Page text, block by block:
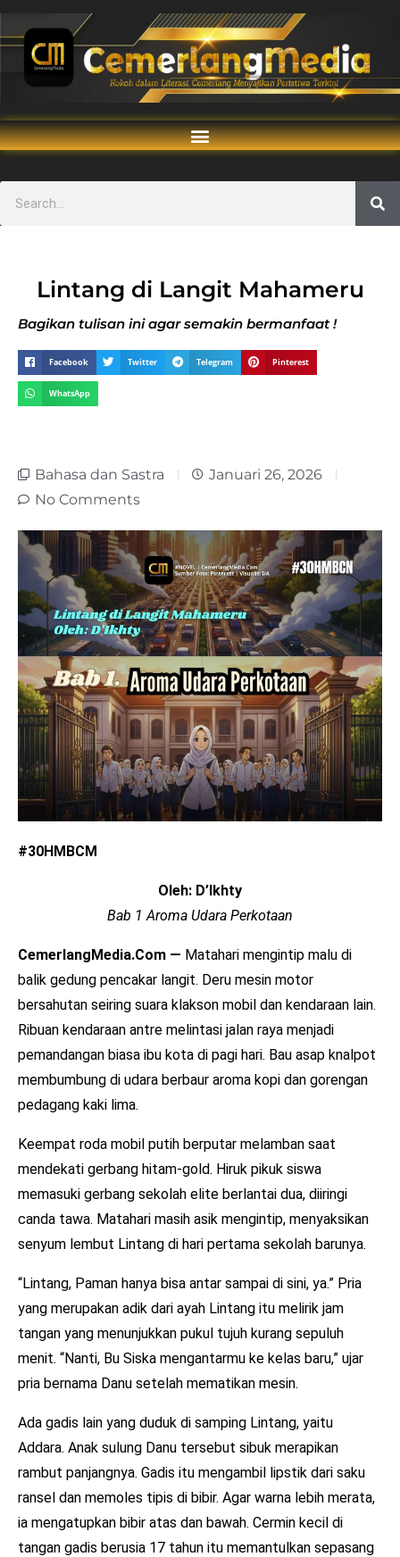
Lintang di Langit Mahameru
Bagikan tulisan ini agar semakin bermanfaat !
Facebook Twitter Telegram Pinterest
WhatsApp
Bahasa dan Sastra
Januari 26, 2026
No Comments
#30HMBCM
Oleh: D’Ikhty
Bab 1 Aroma Udara Perkotaan
CemerlangMedia.Com — Matahari mengintip malu di
balik gedung pencakar langit. Deru mesin motor
bersahutan seiring suara klakson mobil dan kendaraan lain.
Ribuan kendaraan antre melintasi jalan raya menjadi
pemandangan biasa ibu kota di pagi hari. Bau asap knalpot
membumbung di udara berbaur aroma kopi dan gorengan
pedagang kaki lima.
Keempat roda mobil putih berputar melamban saat
mendekati gerbang hitam-gold. Hiruk pikuk siswa
memasuki gerbang sekolah elite berlantai dua, diiringi
canda tawa. Matahari masih asik mengintip, menyaksikan
senyum lembut Lintang di hari pertama sekolah barunya.
“Lintang, Paman hanya bisa antar sampai di sini, ya.” Pria
yang merupakan adik dari ayah Lintang itu melirik jam
tangan yang menunjukkan pukul tujuh kurang sepuluh
menit. “Nanti, Bu Siska mengantarmu ke kelas baru,” ujar
pria bernama Danu setelah mematikan mesin.
Ada gadis lain yang duduk di samping Lintang, yaitu
Addara. Anak sulung Danu tersebut sibuk merapikan
rambut panjangnya. Gadis itu mengambil lipstik dari saku
ransel dan memoles tipis di bibir. Agar warna lebih merata,
ia mengatupkan bibir atas dan bawah. Cermin kecil di
tangan gadis berusia 17 tahun itu memantulkan sepasang